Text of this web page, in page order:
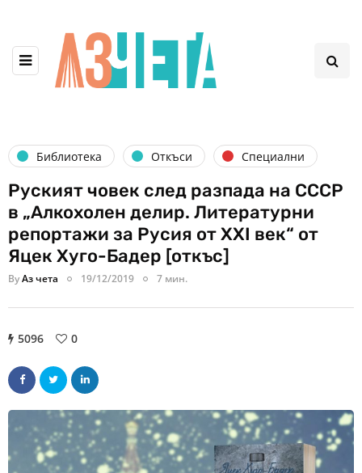
Библиотека Откъси Специални
Руският човек след разпада на СССР
в „Алкохолен делир. Литературни
репортажи за Русия от XXI век“ от
Яцек Хуго-Бадер [откъс]
ByАз чета 19/12/2019 7 мин.
5096 0